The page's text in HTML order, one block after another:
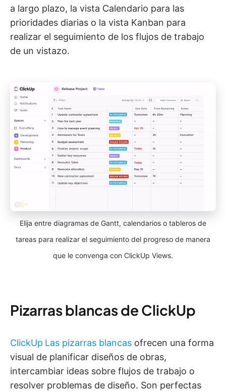
a largo plazo, la vista Calendario para las
prioridades diarias o la vista Kanban para
realizar el seguimiento de los flujos de trabajo
de un vistazo.
Elija entre diagramas de Gantt, calendarios o tableros de
tareas para realizar el seguimiento del progreso de manera
que le convenga con ClickUp Views.
Pizarras blancas de ClickUp
ClickUp Las pizarras blancas ofrecen una forma
visual de planificar diseños de obras,
intercambiar ideas sobre flujos de trabajo o
resolver problemas de diseño. Son perfectas